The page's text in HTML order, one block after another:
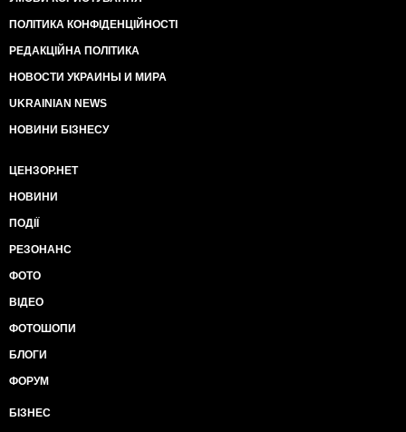
Не будет больше ни уничтоженной природы, ни
рабского труда, ни баронов-бурштынщиков, с
и собственными вассалами.
МВД не допустит бандитской власти банановых или
порядка в этом бурштыновом кодляке будет
При необходимости к месту беспорядков будут
Нацгвардии и полиции. Операции по наведению
порядка будут продолжаться!
1. Очень рассчитываю от коллег министров как
можно быстрее внести ( знаю , что почти вме готово)
добычу бурштына!! Срочно надо!
2. Благодарю главу Ровенской полиции Сергея
государственную позицию!
ПОЛІТИКА КОНФІДЕНЦІЙНОСТІ
РЕДАКЦІЙНА ПОЛІТИКА
НОВОСТИ УКРАИНЫ И МИРА
UKRAINIAN NEWS
НОВИНИ БІЗНЕСУ
ЦЕНЗОР.НЕТ
НОВИНИ
ПОДІЇ
РЕЗОНАНС
ФОТО
ВІДЕО
ФОТОШОПИ
БЛОГИ
ФОРУМ
БІЗНЕС